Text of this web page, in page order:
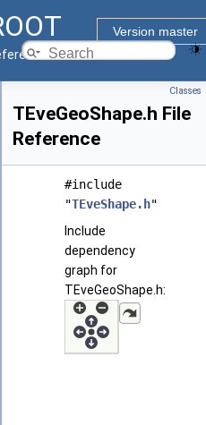
Version master
Guide
Classes
TEveGeoShape.h File
Reference
#include
"TEveShape.h"
Include
dependency
graph for
TEveGeoShape.h: